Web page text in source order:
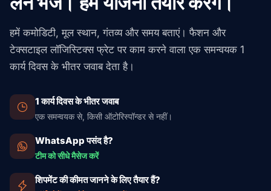
नियम-ढाँचे के लिए एक ही संपर्क बिंदु मिलता है, जो विक्रेताओं के बीच के
है।
हमें कमोडिटी, मूल स्थान, गंतव्य और समय बताएं। फैशन और
टेक्सटाइल लॉजिस्टिक्स फ्रेट पर काम करने वाला एक समन्वयक 1
कार्य दिवस के भीतर जवाब देता है।
1 कार्य दिवस के भीतर जवाब
एक समन्वयक से, किसी ऑटोरिस्पॉन्डर से नहीं।
WhatsApp पसंद है?
टीम को सीधे मैसेज करें
शिपमेंट की कीमत जानने के लिए तैयार हैं?